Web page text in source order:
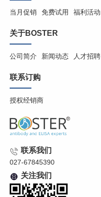
当月促销 免费试用 福利活动
关于BOSTER
公司简介 新闻动态 人才招聘
联系订购
授权经销商
联系我们
027-67845390
关注我们